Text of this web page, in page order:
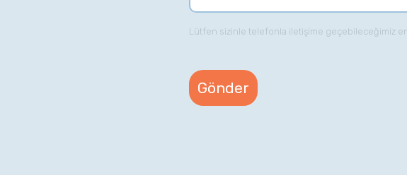
Lütfen sizinle telefonla iletişime geçebileceğimiz